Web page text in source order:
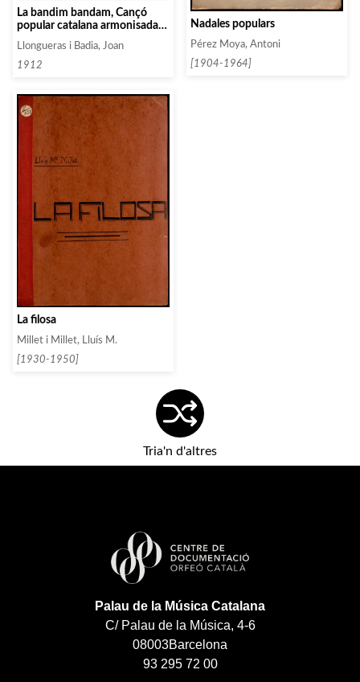
La bandim bandam, Cançó
popular catalana armonisada
Llongueras i Badia, Joan
1912
Nadales populars
Pérez Moya, Antoni
[1904-1964]
La filosa
Millet i Millet, Lluís M.
[1930-1950]
Tria'n d'altres
Palau de la Música Catalana
C/ Palau de la Música, 4-6
08003Barcelona
93 295 72 00